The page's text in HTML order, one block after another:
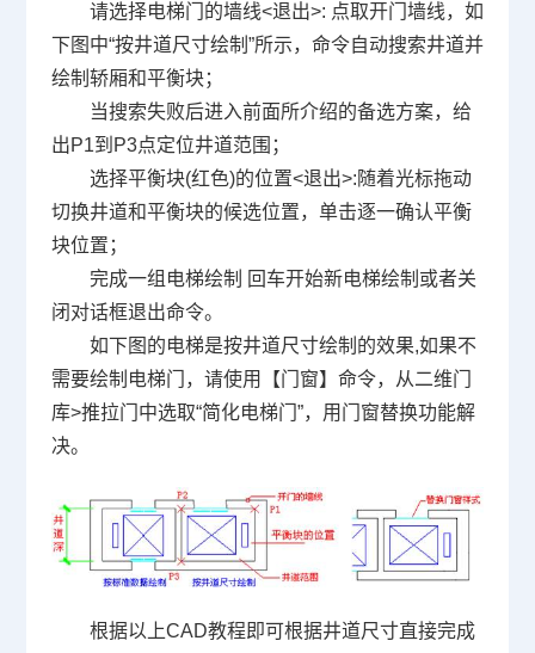
请选择电梯门的墙线<退出>: 点取开门墙线，如
下图中“按井道尺寸绘制”所示，命令自动搜索井道并
绘制轿厢和平衡块；
当搜索失败后进入前面所介绍的备选方案，给
出P1到P3点定位井道范围；
选择平衡块(红色)的位置<退出>:随着光标拖动
切换井道和平衡块的候选位置，单击逐一确认平衡
块位置；
完成一组电梯绘制 回车开始新电梯绘制或者关
闭对话框退出命令。
如下图的电梯是按井道尺寸绘制的效果,如果不
需要绘制电梯门，请使用【门窗】命令，从二维门
库>推拉门中选取“简化电梯门”，用门窗替换功能解
决。
根据以上CAD教程即可根据井道尺寸直接完成